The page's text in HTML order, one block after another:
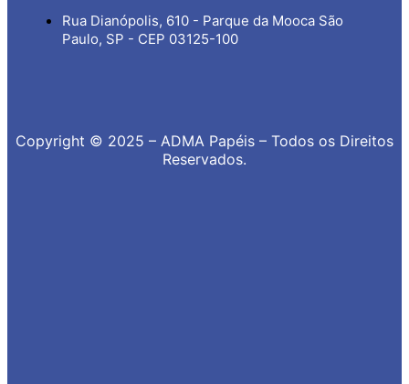
Rua Dianópolis, 610 - Parque da Mooca São
Paulo, SP - CEP 03125-100
Copyright © 2025 – ADMA Papéis – Todos os Direitos
Reservados.